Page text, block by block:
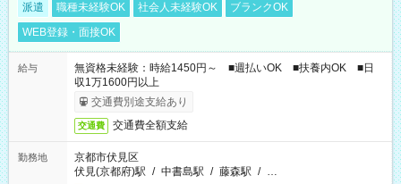
派遣 職種未経験OK 社会人未経験OK
ブランクOK
WEB登録・面接OK
給与
無資格未経験：時給1450円～ ■週払いOK ■扶養内OK ■日
収1万1600円以上
交通費別途支給あり
交通費 交通費全額支給
勤務地
京都市伏見区
伏見(京都府)駅 / 中書島駅 / 藤森駅 / …